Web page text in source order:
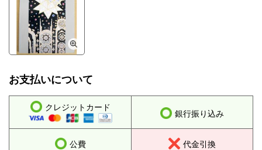
お支払いについて
クレジットカード
銀行振り込み
公費 代金引換